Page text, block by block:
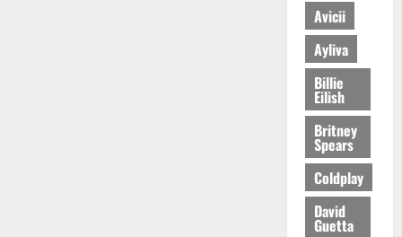
Avicii
Ayliva
Billie
Eilish
Britney
Spears
Coldplay
David
Guetta